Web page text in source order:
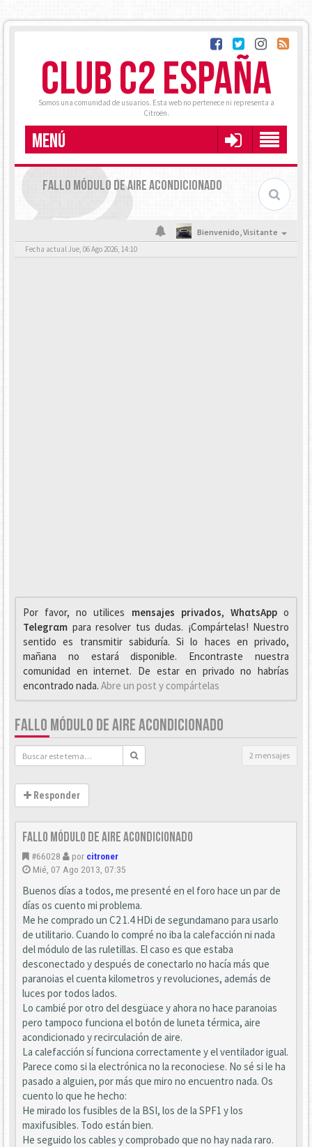
CLUB C2 ESPAÑA
Somos una comunidad de usuarios. Esta web no pertenece ni representa a
Citroën.
MENÚ
FALLO MÓDULO DE AIRE ACONDICIONADO
Bienvenido,Visitante
Fecha actual Jue, 06 Ago 2026, 14:10
Por favor, no utilices mensajes privados, WhαtsAppo
Telegrαm para resolver tus dudas. ¡Compártelas! Nuestro
sentido es transmitir sabiduría. Si lo haces en privado,
mañana no estará disponible. Encontraste nuestra
comunidad en internet. De estar en privado no habrías
encontrado nada. Abre un post y compártelas
FALLO MÓDULO DE AIRE ACONDICIONADO
2 mensajes
Responder
Fallo módulo de aire acondicionado
#66028 por citroner
Mié, 07 Ago 2013, 07:35
Buenos días a todos, me presenté en el foro hace un par de
días os cuento mi problema.
Me he comprado un C2 1.4 HDi de segundamano para usarlo
de utilitario. Cuando lo compré no iba la calefacción ni nada
del módulo de las ruletillas. El caso es que estaba
desconectado y después de conectarlo no hacía más que
paranoias el cuenta kilometros y revoluciones, además de
luces por todos lados.
Lo cambié por otro del desgüace y ahora no hace paranoias
pero tampoco funciona el botón de luneta térmica, aire
acondicionado y recirculación de aire.
La calefacción sí funciona correctamente y el ventilador igual.
Parece como si la electrónica no la reconociese. No sé si le ha
pasado a alguien, por más que miro no encuentro nada. Os
cuento lo que he hecho:
He mirado los fusibles de la BSI, los de la SPF1 y los
maxifusibles. Todo están bien.
He seguido los cables y comprobado que no hay nada raro.